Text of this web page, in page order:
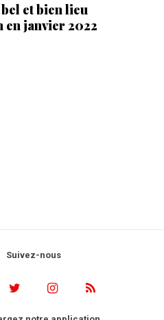
et bien lieu
en janvier 2022
Suivez-nous